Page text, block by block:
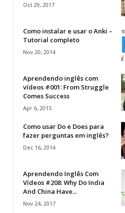
Oct 29, 2017
Como instalar e usar o Anki –
Tutorial completo
Nov 20, 2014
Aprendendo inglês com
vídeos #001: From Struggle
Comes Success
Apr 6, 2015
Como usar Do e Does para
fazer perguntas em inglês?
Dec 16, 2014
Aprendendo Inglês Com
Vídeos #208: Why Do India
And China Have...
Nov 24, 2017